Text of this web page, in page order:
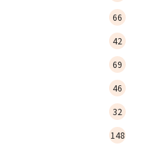
66
42
69
46
32
148